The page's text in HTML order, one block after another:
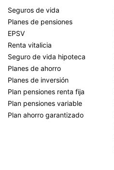
Seguros de vida
Planes de pensiones
EPSV
Renta vitalicia
Seguro de vida hipoteca
Planes de ahorro
Planes de inversión
Plan pensiones renta fija
Plan pensiones variable
Plan ahorro garantizado